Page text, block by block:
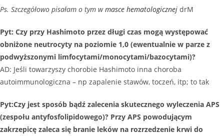
Ps. Szczegółowo pisałam o tym wmasce hematologicznej drM
Pyt: Czy przy Hashimoto przez długi czas mogą występować
obniżone neutrocyty na poziomie 1,0 (ewentualnie w parze z
podwyższonymi limfocytami/monocytami/bazocytami)?
AD: Jeśli towarzyszy chorobie Hashimoto inna choroba
autoimmunologiczna – np zapalenie stawów, toczeń, itp; to tak
Pyt:Czy jest sposób bądź zalecenia skutecznego wyleczenia APS
(zespołu antyfosfolipidowego)? Przy APS powodującym
zakrzepicę zaleca się branie leków na rozrzedzenie krwi do